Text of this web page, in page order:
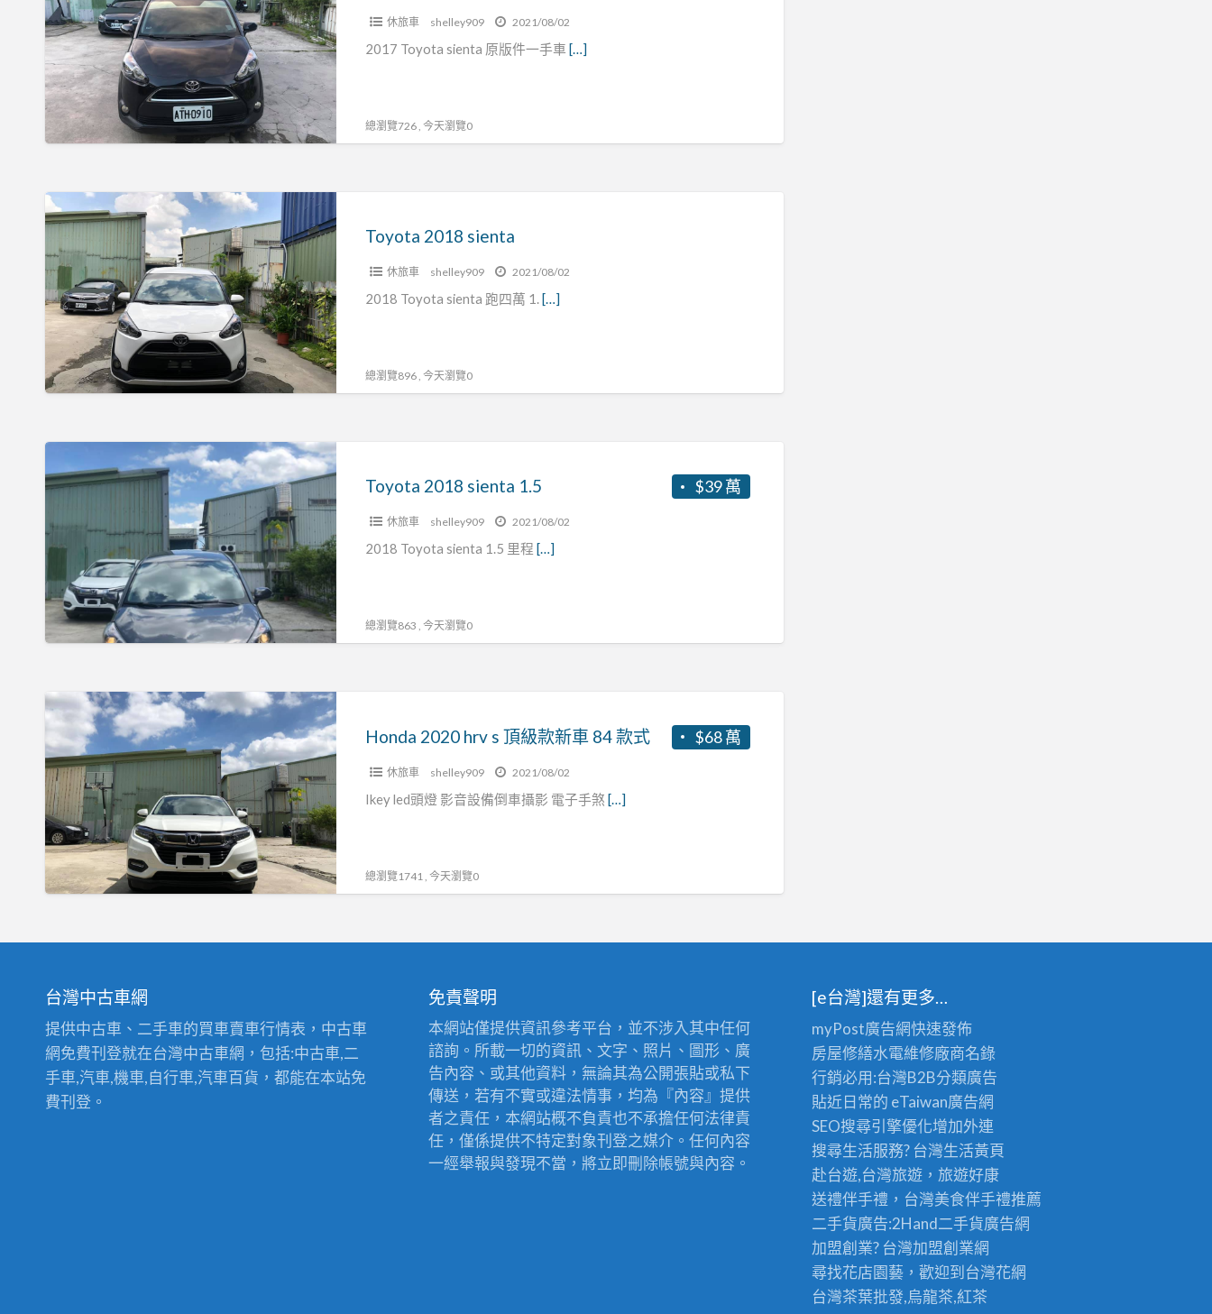
休旅車 shelley909 2021/08/02
2017 Toyota sienta 原版件一手車 […]
總瀏覽726 , 今天瀏覽0
Toyota
2018
sienta
Toyota 2018 sienta
休旅車 shelley909 2021/08/02
2018 Toyota sienta 跑四萬 1.[…]
總瀏覽896 , 今天瀏覽0
2018
1.5
$39 萬
Toyota 2018 sienta 1.5
休旅車 shelley909 2021/08/02
2018 Toyota sienta 1.5 里程 […]
總瀏覽863 , 今天瀏覽0
Honda
2020
hrv
s
頂
級
款
新
車
款
$68 萬
Honda 2020 hrv s 頂級款新車 84 款式
休旅車 shelley909 2021/08/02
Ikey led頭燈 影音設備倒車攝影 電子手煞 […]
總瀏覽1741 , 今天瀏覽0
台灣中古車網
提供中古車、二手車的買車賣車行情表，中古車
網免費刊登就在台灣中古車網，包括:中古車,二
手車,汽車,機車,自行車,汽車百貨，都能在本站免
費刊登。
免責聲明
本網站僅提供資訊參考平台，並不涉入其中任何
諮詢。所載一切的資訊、文字、照片、圖形、廣
告內容、或其他資料，無論其為公開張貼或私下
傳送，若有不實或違法情事，均為『內容』提供
者之責任，本網站概不負責也不承擔任何法律責
任，僅係提供不特定對象刊登之媒介。任何內容
一經舉報與發現不當，將立即刪除帳號與內容。
[e台灣]還有更多…
myPost廣告網快速發佈
房屋修繕水電維修廠商名錄
行銷必用:台灣B2B分類廣告
貼近日常的 eTaiwan廣告網
SEO搜尋引擎優化增加外連
搜尋生活服務? 台灣生活黃頁
赴台遊,台灣旅遊 ，旅遊好康
送禮伴手禮，台灣美食伴手禮推薦
二手貨廣告:2Hand二手貨廣告網
加盟創業? 台灣加盟創業網
尋找花店園藝，歡迎到 台灣花網
台灣茶葉批發,烏龍茶,紅茶